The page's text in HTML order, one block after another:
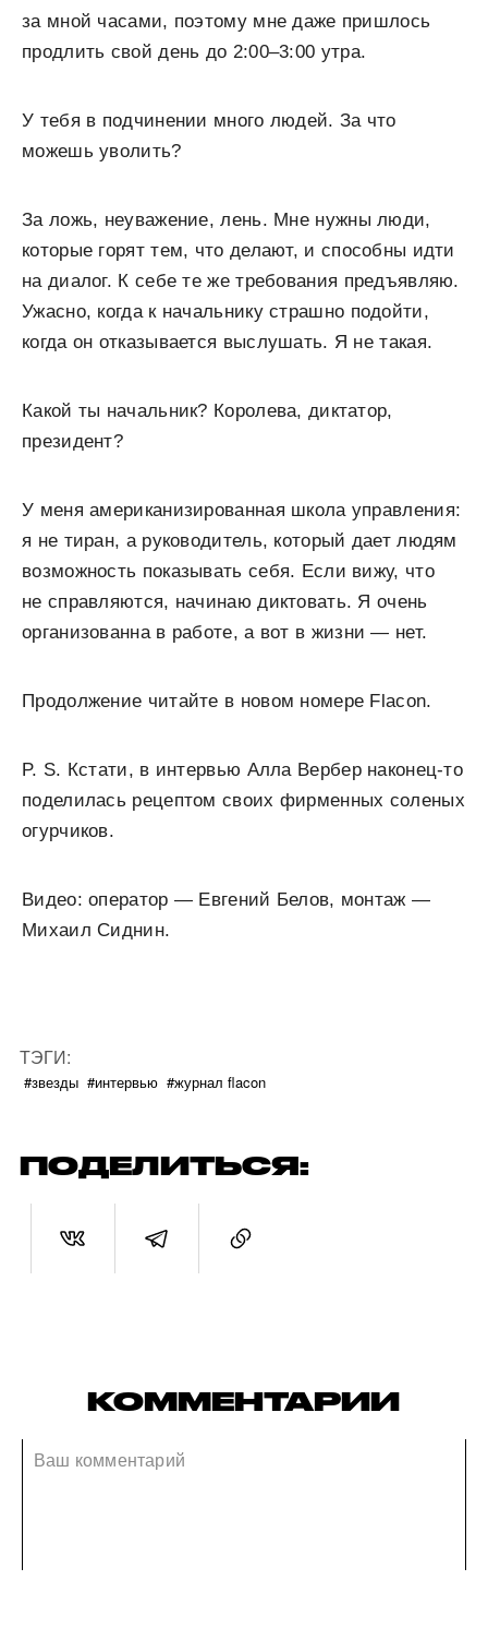
за мной часами, поэтому мне даже пришлось
продлить свой день до 2:00–3:00 утра.
У тебя в подчинении много людей. За что
можешь уволить?
За ложь, неуважение, лень. Мне нужны люди,
которые горят тем, что делают, и способны идти
на диалог. К себе те же требования предъявляю.
Ужасно, когда к начальнику страшно подойти,
когда он отказывается выслушать. Я не такая.
Какой ты начальник? Королева, диктатор,
президент?
У меня американизированная школа управления:
я не тиран, а руководитель, который дает людям
возможность показывать себя. Если вижу, что
не справляются, начинаю диктовать. Я очень
организованна в работе, а вот в жизни — нет.
Продолжение читайте в новом номере Flacon.
P. S. Кстати, в интервью Алла Вербер наконец-то
поделилась рецептом своих фирменных соленых
огурчиков.
Видео: оператор — Евгений Белов, монтаж —
Михаил Сиднин.
ТЭГИ:
#звезды #интервью #журнал flacon
ПОДЕЛИТЬСЯ:
КОММЕНТАРИИ